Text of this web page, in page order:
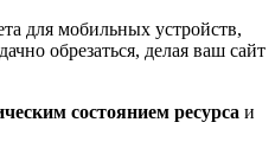
для мобильных устройств,
обрезаться, делая ваш сайт
состоянием ресурса и